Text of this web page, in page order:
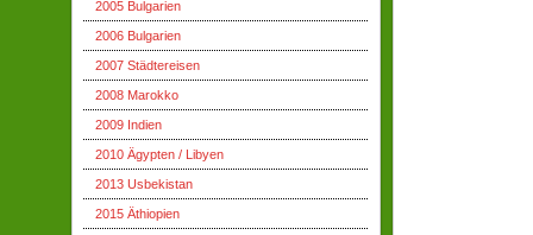
2005 Bulgarien
2006 Bulgarien
2007 Städtereisen
2008 Marokko
2009 Indien
2010 Ägypten / Libyen
2013 Usbekistan
2015 Äthiopien